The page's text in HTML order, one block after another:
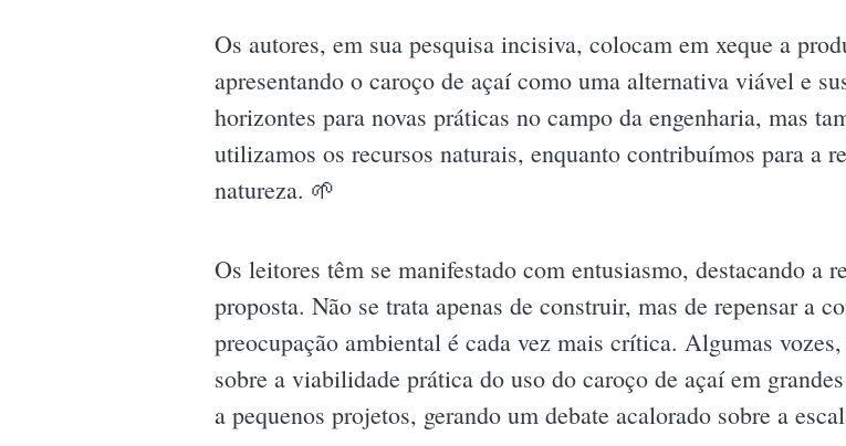
Os autores, em sua pesquisa incisiva, colocam em xeque a
apresentando o caroço de açaí como uma alternativa viável e
horizontes para novas práticas no campo da engenharia, mas
utilizamos os recursos naturais, enquanto contribuímos para a
natureza. 🌱
Os leitores têm se manifestado com entusiasmo, destacando a
proposta. Não se trata apenas de construir, mas de repensar a
preocupação ambiental é cada vez mais crítica. Algumas
sobre a viabilidade prática do uso do caroço de açaí em
a pequenos projetos, gerando um debate acalorado sobre a